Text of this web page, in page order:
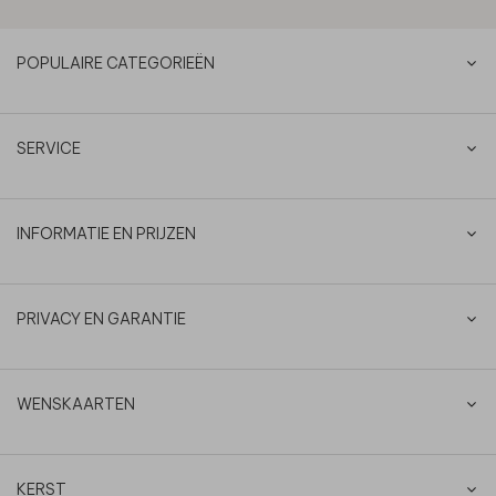
POPULAIRE CATEGORIEËN
SERVICE
INFORMATIE EN PRIJZEN
PRIVACY EN GARANTIE
WENSKAARTEN
KERST